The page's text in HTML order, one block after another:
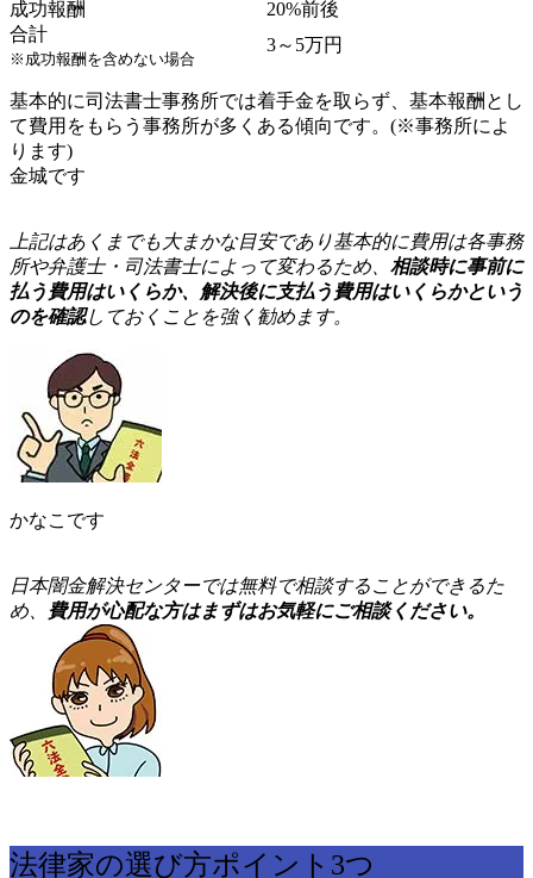
成功報酬
20%前後
合計
※成功報酬を含めない場合
3～5万円
基本的に司法書士事務所では着手金を取らず、基本報酬とし
て費用をもらう事務所が多くある傾向です。(※事務所によ
ります)
金城です
上記はあくまでも大まかな目安であり基本的に費用は各事務
所や弁護士・司法書士によって変わるため、 相談時に事前に
払う費用はいくらか、解決後に支払う費用はいくらかという
のを確認しておくことを強く勧めます。
かなこです
日本闇金解決センターでは無料で相談することができるた
め、
費用が心配な方はまずはお気軽にご相談ください。
法律家の選び方ポイント3つ